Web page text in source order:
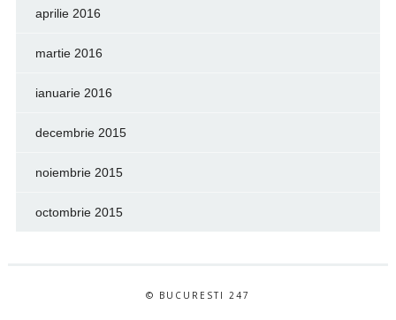
aprilie 2016
martie 2016
ianuarie 2016
decembrie 2015
noiembrie 2015
octombrie 2015
© BUCURESTI 247